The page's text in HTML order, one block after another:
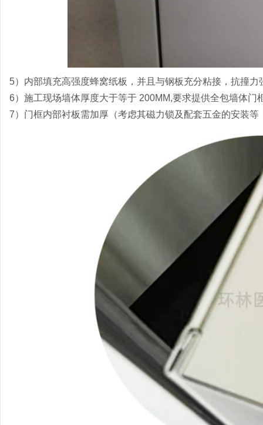
5）内部填充高强度蜂窝纸板，并且与钢板充分粘接，抗撞
6）施工现场墙体厚度大于等于 200MM,要求提供全包墙体
7）门框内部衬板需加厚（考虑其磁力锁及配套五金的安装